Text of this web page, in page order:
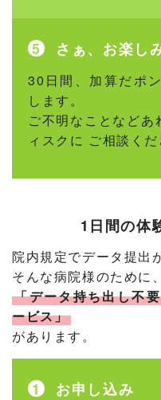
さぁ、お楽し
30日間、加算だポ
します。
ご不明なことなど
ィスクに ご相談くだ
1日間の体
院内規定でデータ提出
そんな病院様のために、
「データ持ち出し不
ービス」
があります。
お申し込み